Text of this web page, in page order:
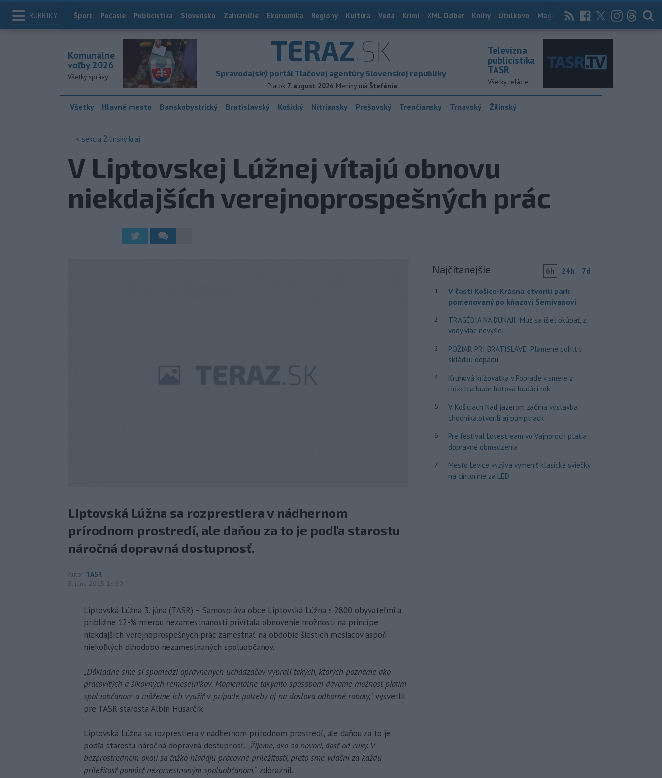
RUBRIKY Index
Šport Počasie Publicistika Slovensko Zahraničie Ekonomika Regióny Kultúra Veda Krimi XML Odber Knihy Útulkovo Magazín News Now Archív
TERAZ.SK
Spravodajský portál Tlačovej agentúry Slovenskej republiky
Piatok 7. august 2026 Meniny má Štefánia
Komunálne
voľby 2026
Všetky správy
Televízna
publicistika
TASR
Všetky relácie
Všetky Hlavné mesto Banskobystrický Bratislavský Košický Nitriansky Prešovský Trenčiansky Trnavský Žilinský
< sekcia Žilinský kraj
V Liptovskej Lúžnej vítajú obnovu
niekdajších verejnoprospešných prác
Liptovská Lúžna sa rozprestiera v nádhernom
prírodnom prostredí, ale daňou za to je podľa starostu
náročná dopravná dostupnosť.
Autor TASR
3. júna 2015 14:30
Liptovská Lúžna 3. júna (TASR) – Samospráva obce Liptovská Lúžna s 2800 obyvateľmi a
približne 12-% mierou nezamestnanosti privítala obnovenie možnosti na princípe
niekdajších verejnoprospešných prác zamestnať na obdobie šiestich mesiacov aspoň
niekoľkých dlhodobo nezamestnaných spoluobčanov.
„Dôkladne sme si spomedzi oprávnených uchádzačov vybrali takých, ktorých poznáme ako
pracovitých a šikovných remeselníkov. Momentálne takýmto spôsobom dávame možnosť piatim
spoluobčanom a môžeme ich využiť v prípade potreby aj na doslova odborné roboty,“ vysvetlil
pre TASR starosta Albín Husarčík.
Liptovská Lúžna sa rozprestiera v nádhernom prírodnom prostredí, ale daňou za to je
podľa starostu náročná dopravná dostupnosť. „Žijeme, ako sa hovorí, dosť od ruky. V
bezprostrednom okolí sa ťažko hľadajú pracovné príležitosti, preto sme vďační za každú
príležitosť pomôcť nezamestnaným spoluobčanom,“ zdôraznil.
Najčítanejšie 6h 24h 7d
1
V časti Košice-Krásna otvorili park
pomenovaný po kňazovi Semivanovi
2
TRAGÉDIA NA DUNAJI: Muž sa išiel okúpať, z
vody viac nevyšiel
3
POŽIAR PRI BRATISLAVE: Plamene pohltili
skládku odpadu
4
Kruhová križovatka v Poprade v smere z
Hozelca bude hotová budúci rok
5
V Košiciach Nad jazerom začína výstavba
chodníka,otvorili aj pumptrack
6
Pre festival Lovestream vo Vajnoroch platia
dopravné obmedzenia
7
Mesto Levice vyzýva vymeniť klasické sviečky
na cintoríne za LED